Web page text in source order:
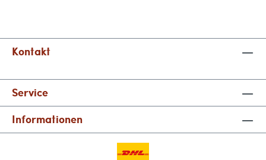
Kontakt
Service
Informationen